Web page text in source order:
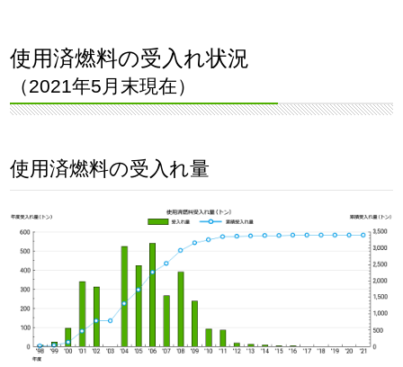
使用済燃料の受入れ状況
（2021年5月末現在）
使用済燃料の受入れ量